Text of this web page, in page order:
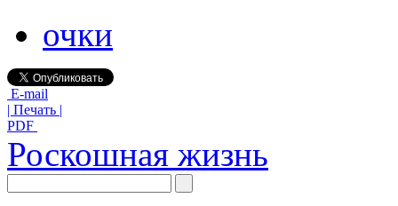
очки
E-mail
| Печать |
PDF
Роскошная жизнь